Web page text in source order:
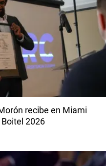
recibe en Miami
2026